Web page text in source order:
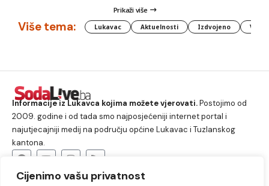
Cijenimo vašu privatnost
Prikaži više
Više tema: Lukavac Aktuelnosti Izdvojeno
Informacije iz Lukavca kojima možete vjerovati.Postojimo od
2009. godine i od tada smo najposjećeniji internet portal i
najutjecajniji medij na području općine Lukavac i Tuzlanskog
kantona.